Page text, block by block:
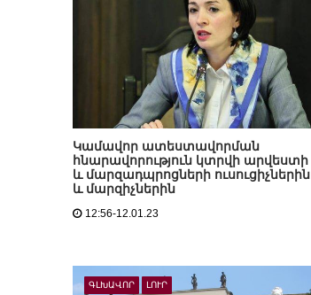
Կամավոր ատեստավորման
հնարավորություն կտրվի արվեստի
և մարզադպրոցների ուսուցիչներին
և մարզիչներին
12:56-12.01.23
ԳԼԽԱՎՈՐ ԼՈՒՐ